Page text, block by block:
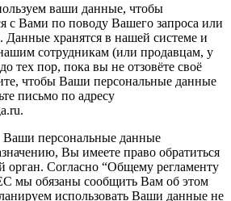
ваши данные, чтобы
с Вами по поводу Вашего запроса или
Данные хранятся в нашей системе и
сотрудникам (или продавцам, у
тех пор, пока вы не отзовёте своё
чтобы Ваши персональные данные
письмо по адресу
Ваши персональные данные
Вы имеете право обратиться
орган. Согласно “Общему регламенту
мы обязаны сообщить Вам об этом
использовать Ваши данные не